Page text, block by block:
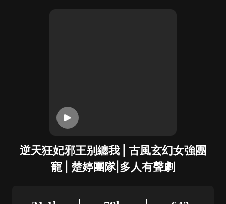
逆天狂妃邪王别纏我 | 古風玄幻女強團
寵 | 楚婷團隊|多人有聲劇